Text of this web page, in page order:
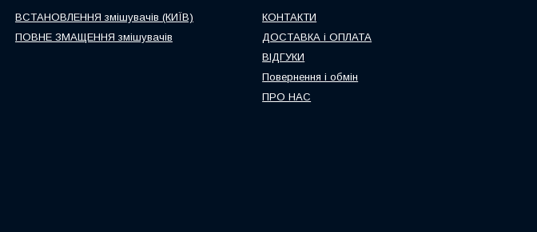
ВСТАНОВЛЕННЯ змішувачів (КИЇВ)
ПОВНЕ ЗМАЩЕННЯ змішувачів
КОНТАКТИ
ДОСТАВКА і ОПЛАТА
ВІДГУКИ
Повернення і обмін
ПРО НАС